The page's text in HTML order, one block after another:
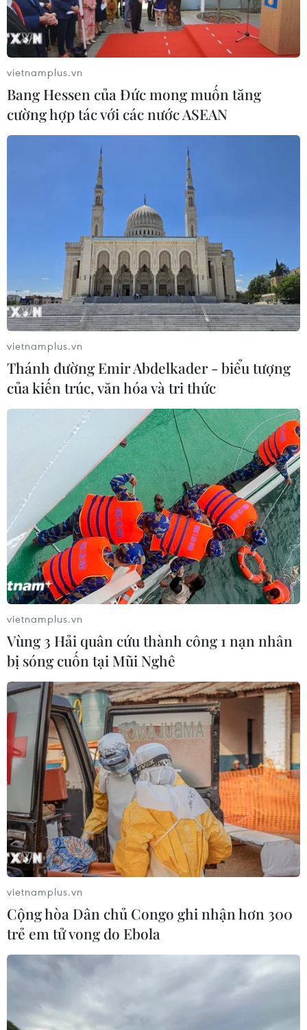
UNICEF: Xung đột Hamas-Israel đã cướp
đi sinh mạng của hơn 5.300 trẻ em ở Gaza
23/11/2023 00:06
Giám đốc UNICEF Russell nhấn mạnh ngoài 5.300 trẻ
đã thiệt mạng, 1 triệu trẻ em khác ở Gaza đang phải đối
mặt với viễn cảnh của một cuộc "khủng hoảng dinh
dưỡng thảm khốc."
Xung đột Hamas-Israel: Liên hợp quốc
cảnh báo thảm kịch y tế tại Gaza
22/11/2023 06:01
Tổ chức Y tế thế giới (WHO) cho biết khoảng 160 trẻ em
thiệt mạng mỗi ngày tại Gaza, trong khi Quỹ Nhi đồng
Liên hợp quốc (UNICEF) cảnh báo con số này có thể
tăng mạnh.
Mỹ hy vọng biên giới Israel-Liban lắng dịu
sau thỏa thuận ngừng bắn ở Gaza
22/11/2023 05:35
vietnamplus.vn
Bang Hessen của Đức mong muốn tăng
cường hợp tác với các nước ASEAN
vietnamplus.vn
Thánh đường Emir Abdelkader - biểu tượng
của kiến trúc, văn hóa và tri thức
vietnamplus.vn
Vùng 3 Hải quân cứu thành công 1 nạn nhân
bị sóng cuốn tại Mũi Nghê
vietnamplus.vn
Cộng hòa Dân chủ Congo ghi nhận hơn 300
trẻ em tử vong do Ebola